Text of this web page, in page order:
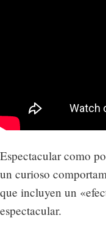
Espectacular como
un curioso
que incluyen un
espectacular.